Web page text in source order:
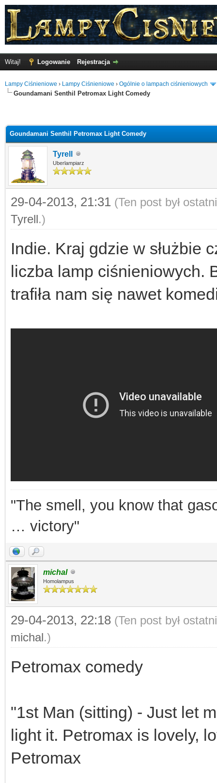
Witaj! Logowanie Rejestracja
Lampy Ciśnieniowe › Lampy Ciśnieniowe › Ogólnie o lampach ciśnieniowych
Goundamani Senthil Petromax Light Comedy
Goundamani Senthil Petromax Light Comedy
Tyrell
Uberlampiarz
29-04-2013, 21:31 (Ten post był
Tyrell.)
Indie. Kraj gdzie w służbie
liczba lamp ciśnieniowych.
trafiła nam się nawet
"The smell, you know that
… victory"
michal
Homolampus
29-04-2013, 22:18 (Ten post był
michal.)
Petromax comedy
"1st Man (sitting) - Just let
light it. Petromax is lovely,
Petromax